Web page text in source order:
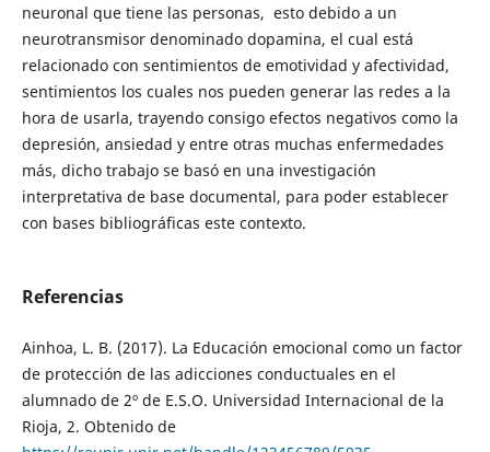
neuronal que tiene las personas, esto debido a un
neurotransmisor denominado dopamina, el cual está
relacionado con sentimientos de emotividad y afectividad,
sentimientos los cuales nos pueden generar las redes a la
hora de usarla, trayendo consigo efectos negativos como la
depresión, ansiedad y entre otras muchas enfermedades
más, dicho trabajo se basó en una investigación
interpretativa de base documental, para poder establecer
con bases bibliográficas este contexto.
Referencias
Ainhoa, L. B. (2017). La Educación emocional como un factor
de protección de las adicciones conductuales en el
alumnado de 2º de E.S.O. Universidad Internacional de la
Rioja, 2. Obtenido de